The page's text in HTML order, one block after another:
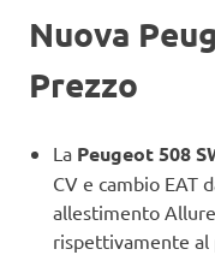
Nuova
Prezzo
La Peugeot 508
CV e cambio EAT
allestimento Allure
rispettivamente al